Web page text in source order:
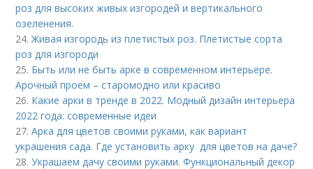
роз для высоких живых изгородей и вертикального
озеленения.
24.Живая изгородь из плетистых роз. Плетистые сорта
роз для изгороди
25. Быть или не быть арке в современном интерьере.
Арочный проем – старомодно или красиво
26. Какие арки в тренде в 2022. Модный дизайн интерьера
2022 года: современные идеи
27.Арка для цветов своими руками, как вариант
украшения сада. Где установить арку для цветов на даче?
28.Украшаем дачу своими руками. Функциональный декор